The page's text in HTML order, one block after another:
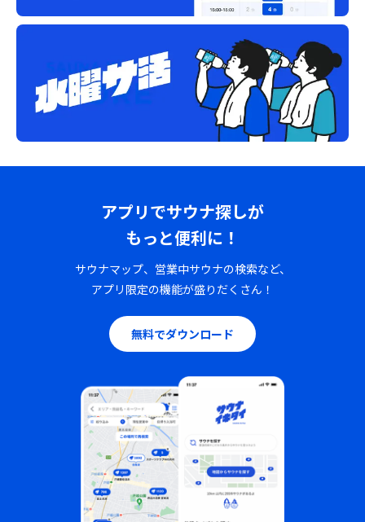
アプリでサウナ探しが
もっと便利に！
サウナマップ、営業中サウナの検索など、
アプリ限定の機能が盛りだくさん！
無料でダウンロード